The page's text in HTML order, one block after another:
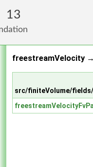
13
Foundation
freestreamVelocity
src/finiteVolume/